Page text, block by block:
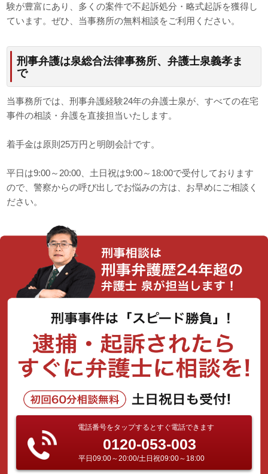
験が豊富にあり、多くの案件で不起訴処分・略式起訴を獲得し
ています。ぜひ、当事務所の無料相談をご利用ください。
刑事弁護は泉総合法律事務所、弁護士泉義孝ま
で
当事務所では、刑事弁護経験24年の弁護士泉が、すべての在宅
事件の相談・弁護を直接担当いたします。
着手金は原則25万円と明朗会計です。
平日は9:00～20:00、土日祝は9:00～18:00で受付しております
ので、警察からの呼び出しでお悩みの方は、お早めにご相談く
ださい。
電話番号をタップするとすぐ電話できます
0120-053-003
平日09:00～20:00/土日祝09:00～18:00